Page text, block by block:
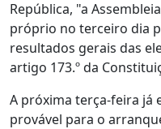
República, "a
próprio no terceiro dia
resultados gerais das
artigo 173.º da
A próxima terça-feira já
provável para o